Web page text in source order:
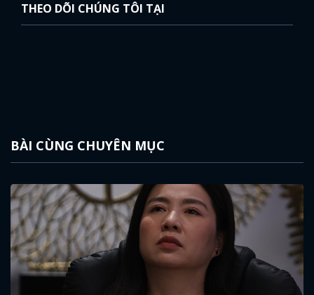
THEO DÕI CHÚNG TÔI TẠI
BÀI CÙNG CHUYÊN MỤC